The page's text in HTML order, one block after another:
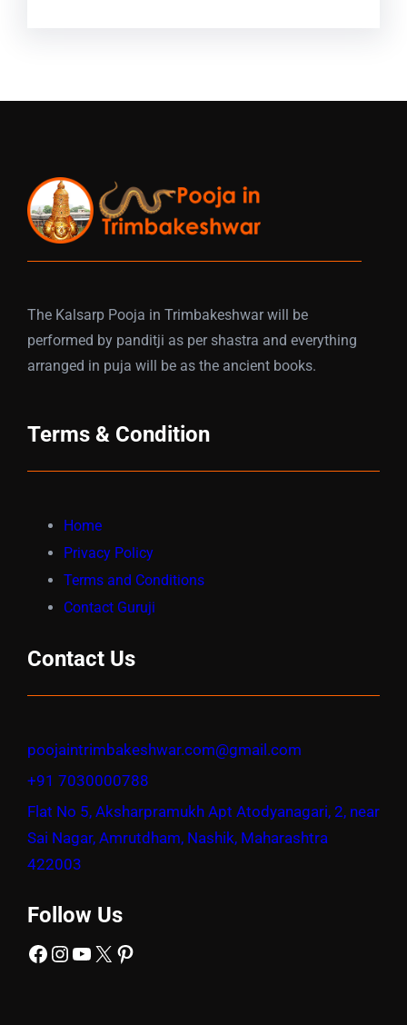
The Kalsarp Pooja in Trimbakeshwar will be
performed by panditji as per shastra and everything
arranged in puja will be as the ancient books.
Terms & Condition
Home
Privacy Policy
Terms and Conditions
Contact Guruji
Contact Us
poojaintrimbakeshwar.com@gmail.com
+91 7030000788
Flat No 5, Aksharpramukh Apt Atodyanagari, 2, near
Sai Nagar, Amrutdham, Nashik, Maharashtra
422003
Follow Us
Facebook Instagram YouTube X Pinterest